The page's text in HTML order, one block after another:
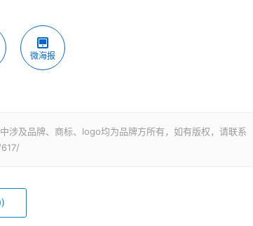
微海报
涉及品牌、商标、logo均为品牌方所有，如有版权，请联系